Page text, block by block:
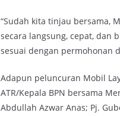
“Sudah kita tinjau bersama,
secara langsung, cepat, dan
sesuai dengan permohonan
Adapun peluncuran Mobil
ATR/Kepala BPN bersama
Abdullah Azwar Anas; Pj.